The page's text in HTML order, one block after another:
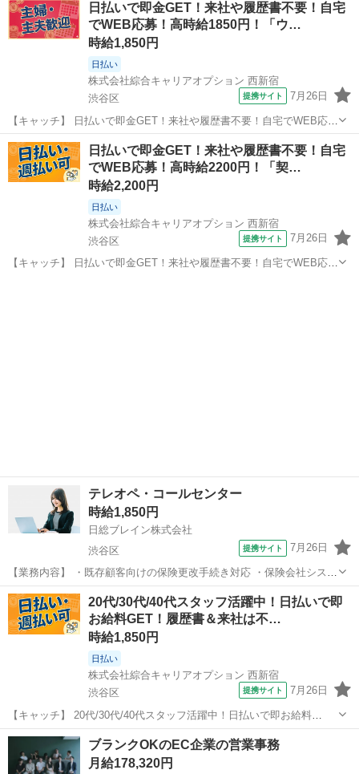
日払いで即金GET！来社や履歴書不要！自宅
でWEB応募！高時給1850円！「ウ…
時給1,850円
日払い
株式会社綜合キャリアオプション 西新宿
渋谷区
提携サイト 7月26日
【キャッチ】 日払いで即金GET！来社や履歴書不要！自宅でWEB応
募！高時給1850円！「ウォーターサーバーのご案内」20代～40代のス
タッフさん中心に大活躍中！ 【コメント】 《未経験から就業可能なオ
フィスワーク☆》 「...
東京 渋谷区 電話対応
日払いで即金GET！来社や履歴書不要！自宅
でWEB応募！高時給2200円！「契…
時給2,200円
日払い
株式会社綜合キャリアオプション 西新宿
渋谷区
提携サイト 7月26日
【キャッチ】 日払いで即金GET！来社や履歴書不要！自宅でWEB応
テレオペ・コールセンター
時給1,850円
日総ブレイン株式会社
渋谷区
提携サイト 7月26日
【業務内容】 ・既存顧客向けの保険更改手続き対応 ・保険会社システ
ムを使用した各種事務処理 ・ご希望者からのお問い合わせ対応(受信)
・Web経由でお問い合わせいただいたお客様へのご案内(発信) 【お仕
事のポイント】 雇用...
東京 渋谷区 電話対応
20代/30代/40代スタッフ活躍中！日払いで即
お給料GET！履歴書＆来社は不…
時給1,850円
日払い
株式会社綜合キャリアオプション 西新宿
渋谷区
提携サイト 7月26日
【キャッチ】 20代/30代/40代スタッフ活躍中！日払いで即お給料
GET！履歴書＆来社は不要！自宅で完結WEB応募！高時給1850円！ウ
ォーターサーバーのご案内！【就業場所複数あり！お気軽にご相談く
ださい！(研修期間は原宿...
東京 渋谷区 電話対応
ブランクOKのEC企業の営業事務
月給178,320円